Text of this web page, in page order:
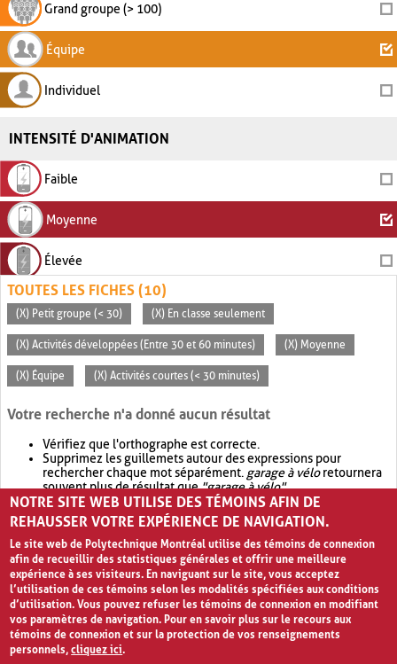
Grand groupe (> 100)
Équipe
Individuel
INTENSITÉ D'ANIMATION
Faible
Moyenne
Élevée
TOUTES LES FICHES (10)
(X) Petit groupe (< 30) (X) En classe seulement
(X) Activités développées (Entre 30 et 60 minutes) (X) Moyenne
(X) Équipe (X) Activités courtes (< 30 minutes)
Votre recherche n'a donné aucun résultat
Vérifiez que l'orthographe est correcte.
Supprimez les guillemets autour des expressions pour
rechercher chaque mot séparément. garage à véloretournera
souvent plus de résultat que"garage à vélo".
Envisagez d'élargir votre recherche avec OR.garage OR vélo
retournera souvent plus de résultat quegarage à vélo
NOTRE SITE WEB UTILISE DES TÉMOINS AFIN DE
REHAUSSER VOTRE EXPÉRIENCE DE NAVIGATION.
Le site web de Polytechnique Montréal utilise des témoins de connexion
afin de recueillir des statistiques générales et offrir une meilleure
expérience à ses visiteurs. En naviguant sur le site, vous acceptez
l’utilisation de ces témoins selon les modalités spécifiées aux conditions
d’utilisation. Vous pouvez refuser les témoins de connexion en modifiant
vos paramètres de navigation. Pour en savoir plus sur le recours aux
témoins de connexion et sur la protection de vos renseignements
personnels,cliquez ici.